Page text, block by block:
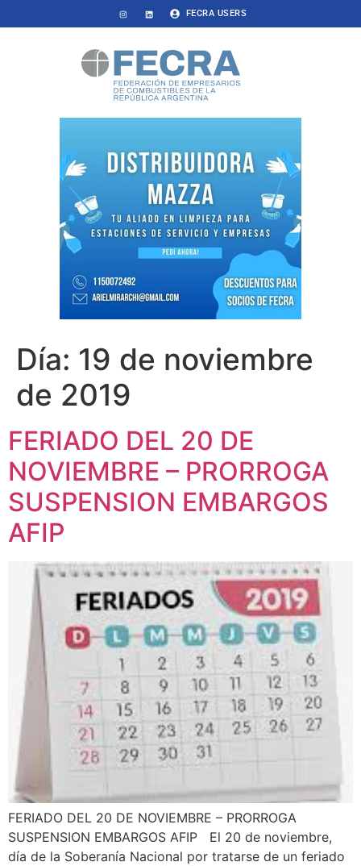
FECRA USERS
Día: 19 de noviembre
de 2019
FERIADO DEL 20 DE
NOVIEMBRE – PRORROGA
SUSPENSION EMBARGOS
AFIP
FERIADO DEL 20 DE NOVIEMBRE – PRORROGA
SUSPENSION EMBARGOS AFIP El 20 de noviembre,
día de la Soberanía Nacional por tratarse de un feriado